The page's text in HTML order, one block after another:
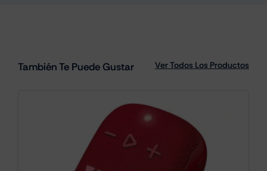
También Te Puede Gustar Ver Todos Los Productos